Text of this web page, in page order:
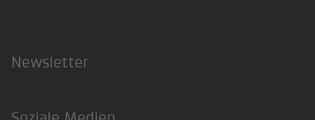
Newsletter